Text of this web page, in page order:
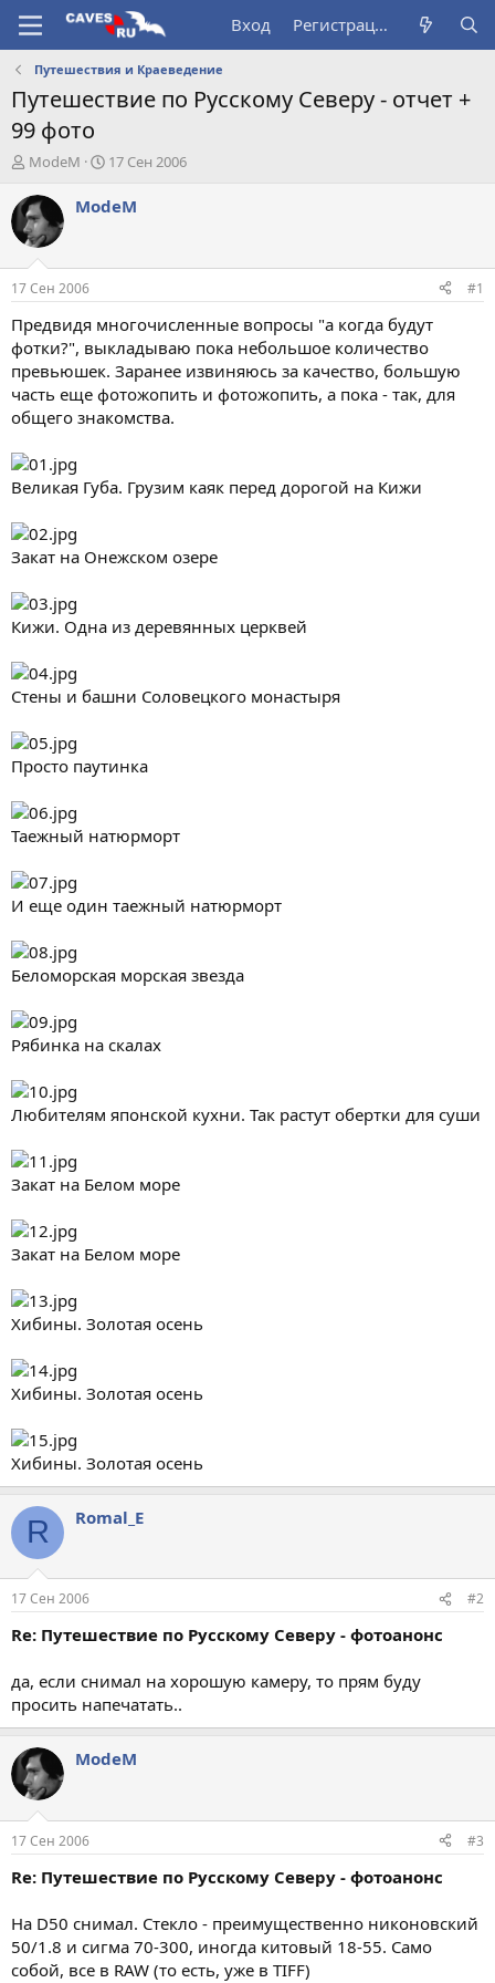
Вход Регистрация
Путешествия и Краеведение
Путешествие по Русскому Северу - отчет +
99 фото
А
т
о
р
т
е
м
ы
ModeM
Д
т
а
л
17 Сен 2006
ModeM
17 Сен 2006 #1
Предвидя многочисленные вопросы "а когда будут
фотки?", выкладываю пока небольшое количество
превьюшек. Заранее извиняюсь за качество, большую
часть еще фотожопить и фотожопить, а пока - так, для
общего знакомства.
Великая Губа. Грузим каяк перед дорогой на Кижи
Закат на Онежском озере
Кижи. Одна из деревянных церквей
Стены и башни Соловецкого монастыря
Просто паутинка
Таежный натюрморт
И еще один таежный натюрморт
Беломорская морская звезда
Рябинка на скалах
Любителям японской кухни. Так растут обертки для суши
Закат на Белом море
Закат на Белом море
Хибины. Золотая осень
Хибины. Золотая осень
Хибины. Золотая осень
R Romal_E
17 Сен 2006 #2
Re: Путешествие по Русскому Северу - фотоанонс
да, если снимал на хорошую камеру, то прям буду
просить напечатать..
ModeM
17 Сен 2006 #3
Re: Путешествие по Русскому Северу - фотоанонс
На D50 снимал. Стекло - преимущественно никоновский
50/1.8 и сигма 70-300, иногда китовый 18-55. Само
собой, все в RAW (то есть, уже в TIFF)